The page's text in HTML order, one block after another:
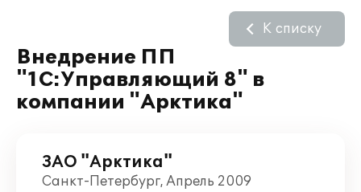
Внедрение ПП
"1С:Управляющий 8" в
компании "Арктика"
К списку
ЗАО "Арктика"
Санкт-Петербург, Апрель 2009